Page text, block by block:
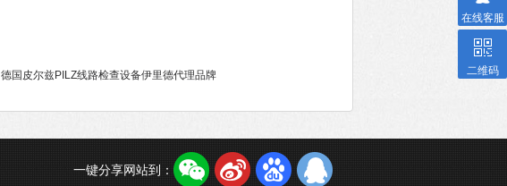
德国皮尔兹PILZ线路检查设备伊里德代理品牌
一键分享网站到：
在线客服
二维码